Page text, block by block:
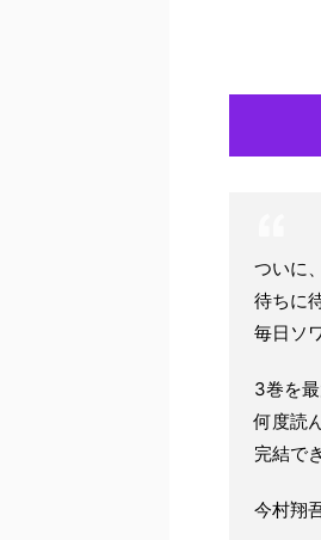
ついに
待ちに
毎日ソ
3巻を
何度読
完結で
今村翔